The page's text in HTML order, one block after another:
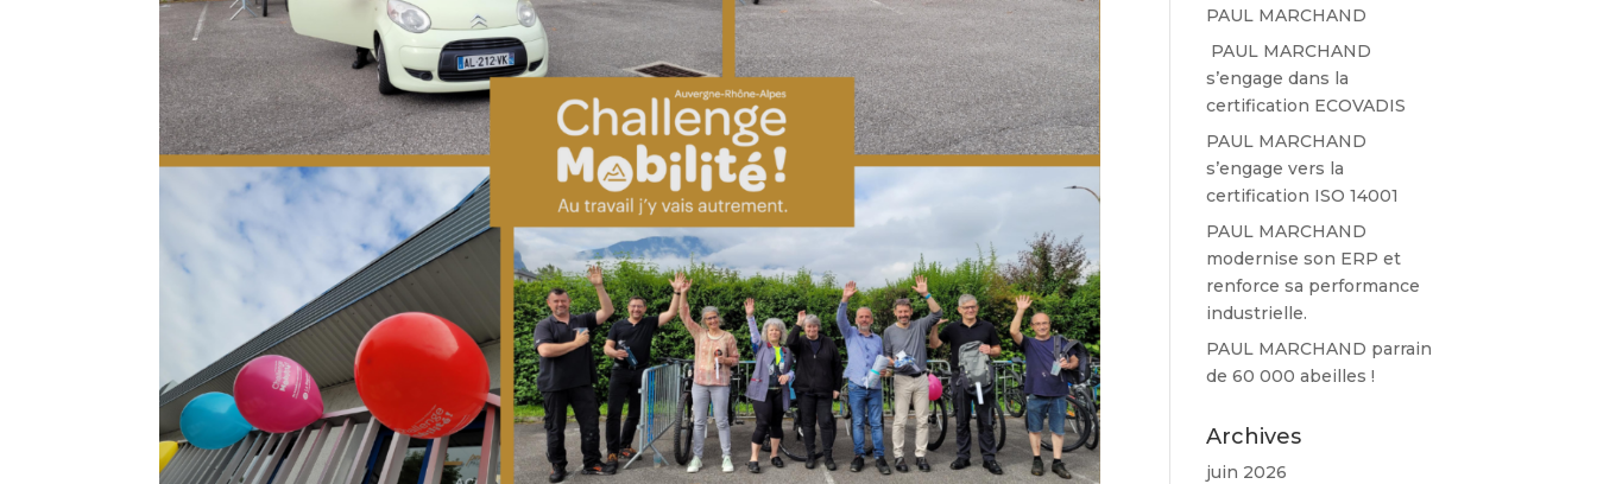
PAUL MARCHAND
PAUL MARCHAND
s’engage dans la
certification ECOVADIS
PAUL MARCHAND
s’engage vers la
certification ISO 14001
PAUL MARCHAND
modernise son ERP et
renforce sa performance
industrielle.
PAUL MARCHAND parrain
de 60 000 abeilles !
Archives
juin 2026